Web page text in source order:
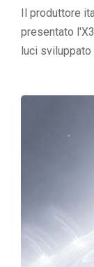
Il produttore
presentato
luci sviluppato